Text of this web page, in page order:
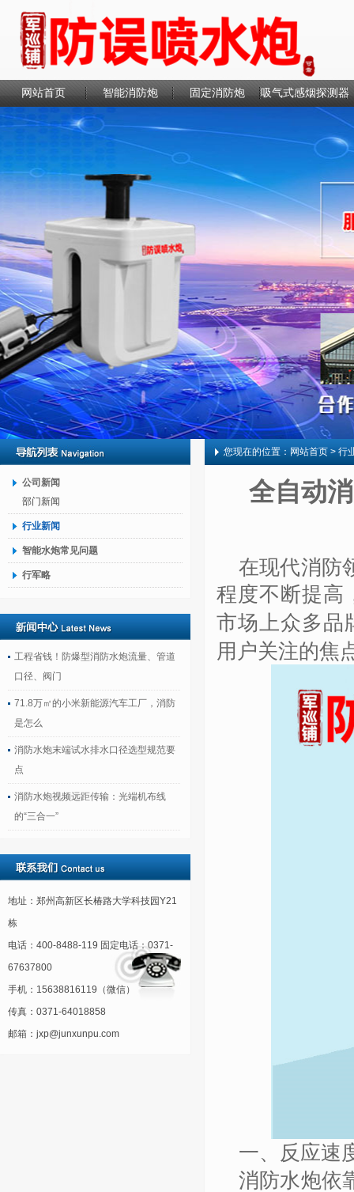
网站首页 智能消防炮 固定消防炮 吸气式感烟探测器
联系我们
公司新闻
部门新闻
行业新闻
智能水炮常见问题
行军略
工程省钱！防爆型消防水炮流量、管道
口径、阀门
71.8万㎡的小米新能源汽车工厂，消防
是怎么
消防水炮末端试水排水口径选型规范要
点
消防水炮视频远距传输：光端机布线
的“三合一”
地址：郑州高新区长椿路大学科技园Y21
栋
电话：400-8488-119 固定电话：0371-
67637800
手机：15638816119（微信）
传真：0371-64018858
邮箱：jxp@junxunpu.com
您现在的位置： 网站首页 > 行
全自动
在现代消防
程度不断提高
市场上众多品
用户关注的焦
一、反应速
消防水炮依